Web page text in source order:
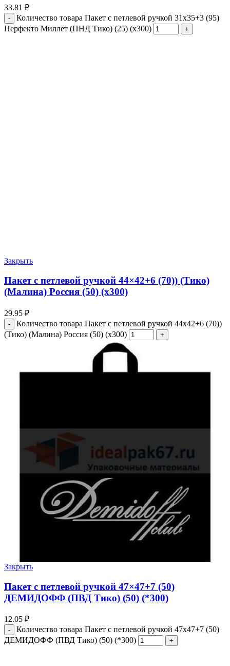
33.81 ₽
Количество товара Пакет с петлевой ручкой 31x35+3 (95)
Перфекто Миллет (ПНД Тико) (25) (х300)
Закрыть
Пакет с петлевой ручкой 44×42+6 (70)) (Тико)
(Малина) Россия (50) (х300)
29.95 ₽
Количество товара Пакет с петлевой ручкой 44x42+6 (70))
(Тико) (Малина) Россия (50) (х300)
Закрыть
Пакет с петлевой ручкой 47×47+7 (50)
ДЕМИДОФФ (ПВД Тико) (50) (*300)
12.05 ₽
Количество товара Пакет с петлевой ручкой 47x47+7 (50)
ДЕМИДОФФ (ПВД Тико) (50) (*300)